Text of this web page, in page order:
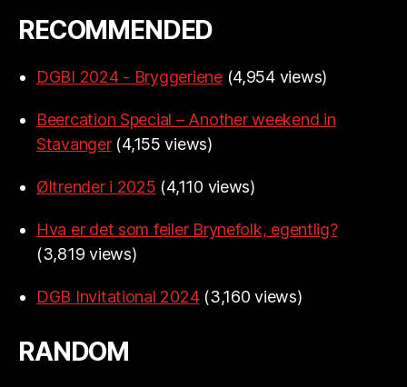
RECOMMENDED
DGBI 2024 - Bryggeriene (4,954 views)
Beercation Special – Another weekend in
Stavanger (4,155 views)
Øltrender i 2025 (4,110 views)
Hva er det som feiler Brynefolk, egentlig?
(3,819 views)
DGB Invitational 2024 (3,160 views)
RANDOM